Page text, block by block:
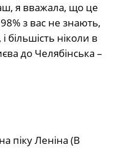
я вважала, що це
з вас не знають,
більшість ніколи в
до Челябінська –
піку Леніна (В